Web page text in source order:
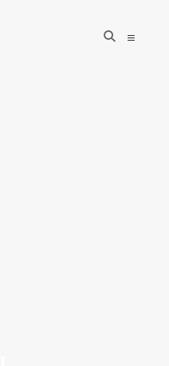
open
search
open